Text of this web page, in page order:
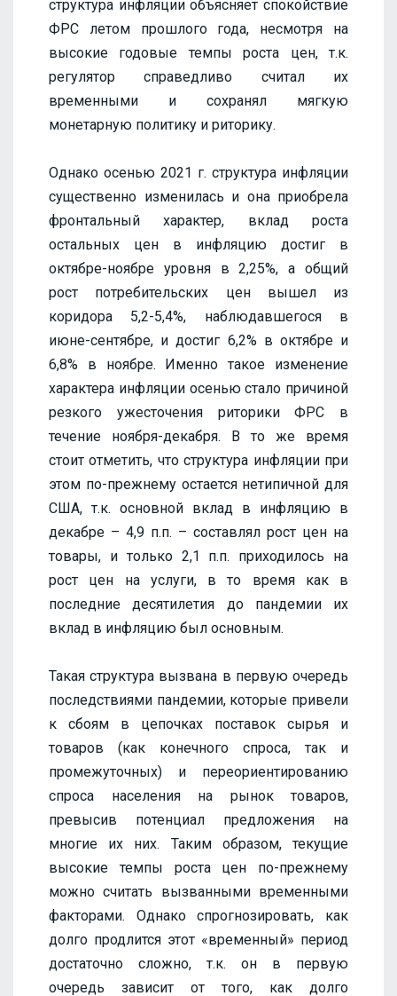
структура инфляции объясняет спокойствие
ФРС летом прошлого года, несмотря на
высокие годовые темпы роста цен, т.к.
регулятор справедливо считал их
временными и сохранял мягкую
монетарную политику и риторику.
Однако осенью 2021 г. структура инфляции
существенно изменилась и она приобрела
фронтальный характер, вклад роста
остальных цен в инфляцию достиг в
октябре-ноябре уровня в 2,25%, а общий
рост потребительских цен вышел из
коридора 5,2-5,4%, наблюдавшегося в
июне-сентябре, и достиг 6,2% в октябре и
6,8% в ноябре. Именно такое изменение
характера инфляции осенью стало причиной
резкого ужесточения риторики ФРС в
течение ноября-декабря. В то же время
стоит отметить, что структура инфляции при
этом по-прежнему остается нетипичной для
США, т.к. основной вклад в инфляцию в
декабре – 4,9 п.п. – составлял рост цен на
товары, и только 2,1 п.п. приходилось на
рост цен на услуги, в то время как в
последние десятилетия до пандемии их
вклад в инфляцию был основным.
Такая структура вызвана в первую очередь
последствиями пандемии, которые привели
к сбоям в цепочках поставок сырья и
товаров (как конечного спроса, так и
промежуточных) и переориентированию
спроса населения на рынок товаров,
превысив потенциал предложения на
многие их них. Таким образом, текущие
высокие темпы роста цен по-прежнему
можно считать вызванными временными
факторами. Однако спрогнозировать, как
долго продлится этот «временный» период
достаточно сложно, т.к. он в первую
очередь зависит от того, как долго